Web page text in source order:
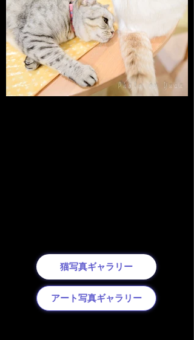
猫写真ギャラリー
アート写真ギャラリー